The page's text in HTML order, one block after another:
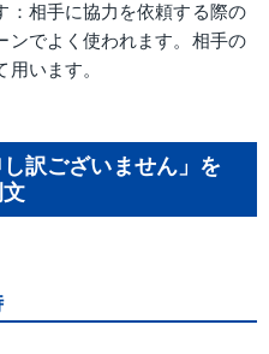
：相手に協力を依頼する際の
ンでよく使われます。相手の
います。
訳ございません」を